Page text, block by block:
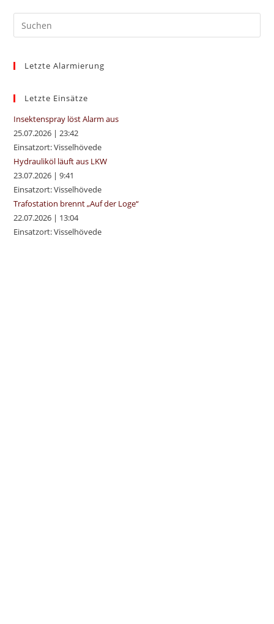
Letzte Alarmierung
Letzte Einsätze
Insektenspray löst Alarm aus
25.07.2026 |23:42
Einsatzort: Visselhövede
Hydrauliköl läuft aus LKW
23.07.2026 |9:41
Einsatzort: Visselhövede
Trafostation brennt „Auf der Loge“
22.07.2026 | 13:04
Einsatzort: Visselhövede